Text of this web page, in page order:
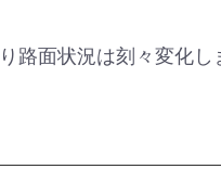
路面状況は刻々変化